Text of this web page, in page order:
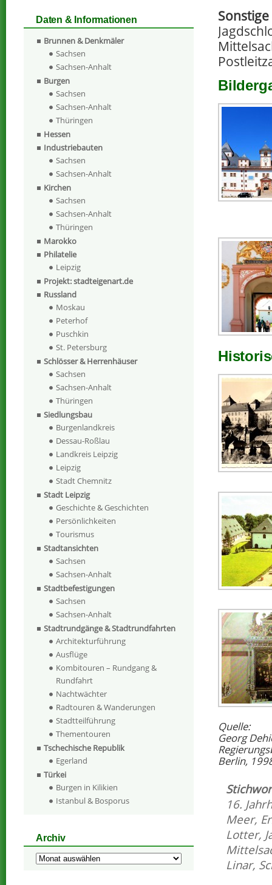
Quelle:
Georg
Berlin,
16.
Meer,
Lotter,
Linar,
Daten & Informationen
Brunnen & Denkmäler
Sachsen
Sachsen-Anhalt
Burgen
Sachsen
Sachsen-Anhalt
Thüringen
Hessen
Industriebauten
Sachsen
Sachsen-Anhalt
Kirchen
Sachsen
Sachsen-Anhalt
Thüringen
Marokko
Philatelie
Leipzig
Projekt: stadteigenart.de
Russland
Moskau
Peterhof
Puschkin
St. Petersburg
Schlösser & Herrenhäuser
Sachsen
Sachsen-Anhalt
Thüringen
Siedlungsbau
Burgenlandkreis
Dessau-Roßlau
Landkreis Leipzig
Leipzig
Stadt Chemnitz
Stadt Leipzig
Geschichte & Geschichten
Persönlichkeiten
Tourismus
Stadtansichten
Sachsen
Sachsen-Anhalt
Stadtbefestigungen
Sachsen
Sachsen-Anhalt
Stadtrundgänge & Stadtrundfahrten
Architekturführung
Ausflüge
Kombitouren – Rundgang &
Rundfahrt
Nachtwächter
Radtouren & Wanderungen
Stadtteilführung
Thementouren
Tschechische Republik
Egerland
Türkei
Burgen in Kilikien
Istanbul & Bosporus
Archiv
Archiv